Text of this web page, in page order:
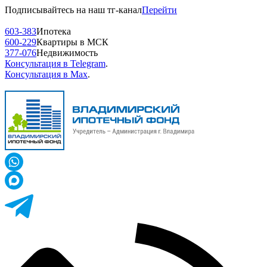
Подписывайтесь на наш тг-каналПерейти
603-383Ипотека
600-229Квартиры в МСК
377-076Недвижимость
Консультация в Telegram.
Консультация в Max.